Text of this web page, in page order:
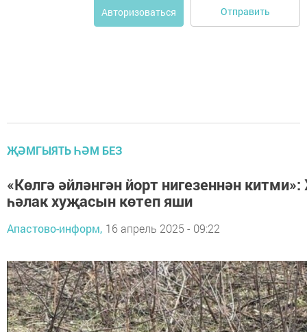
Авторизоваться Отправить
ҖӘМГЫЯТЬ ҺӘМ БЕЗ
«Көлгә әйләнгән йорт нигезеннән
һәлак хуҗасын көтеп яши
Апастово-информ, 16 апрель 2025 - 09:22